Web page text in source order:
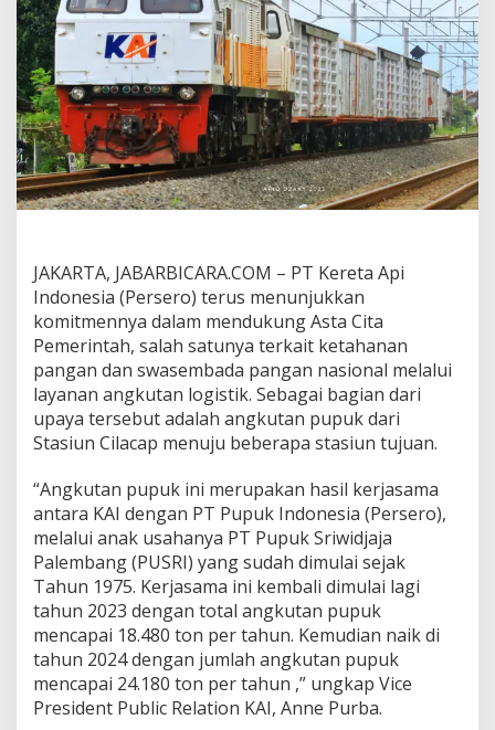
n
a
P
a
n
g
a
n
N
i
o
n
a
l
e
l
a
l
D
i
s
r
i
b
u
s
i
P
u
JAKARTA, JABARBICARA.COM – PT Kereta Api
Indonesia (Persero) terus menunjukkan
komitmennya dalam mendukung Asta Cita
Pemerintah, salah satunya terkait ketahanan
pangan dan swasembada pangan nasional melalui
layanan angkutan logistik. Sebagai bagian dari
upaya tersebut adalah angkutan pupuk dari
Stasiun Cilacap menuju beberapa stasiun tujuan.
“Angkutan pupuk ini merupakan hasil kerjasama
antara KAI dengan PT Pupuk Indonesia (Persero),
melalui anak usahanya PT Pupuk Sriwidjaja
Palembang (PUSRI) yang sudah dimulai sejak
Tahun 1975. Kerjasama ini kembali dimulai lagi
tahun 2023 dengan total angkutan pupuk
mencapai 18.480 ton per tahun. Kemudian naik di
tahun 2024 dengan jumlah angkutan pupuk
mencapai 24.180 ton per tahun ,” ungkap Vice
President Public Relation KAI, Anne Purba.